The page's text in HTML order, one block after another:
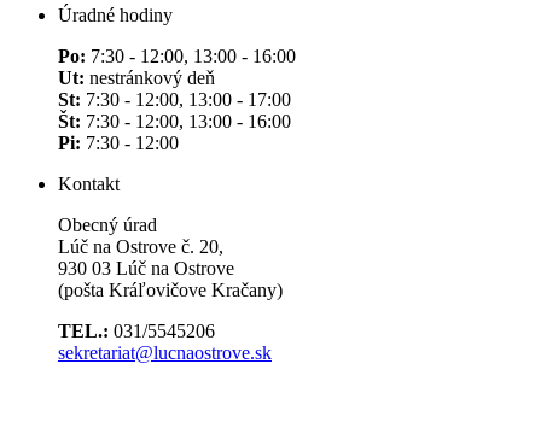
Úradné hodiny
Po: 7:30 - 12:00, 13:00 - 16:00
Ut: nestránkový deň
St: 7:30 - 12:00, 13:00 - 17:00
Št: 7:30 - 12:00, 13:00 - 16:00
Pi: 7:30 - 12:00
Kontakt
Obecný úrad
Lúč na Ostrove č. 20,
930 03 Lúč na Ostrove
(pošta Kráľovičove Kračany)
TEL.: 031/5545206
sekretariat@lucnaostrove.sk